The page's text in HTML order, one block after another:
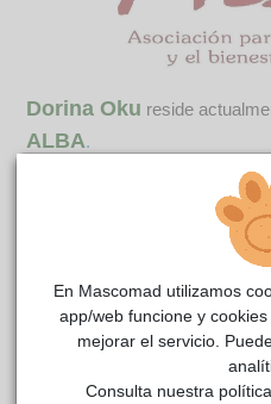
Dorina Oku reside
ALBA.
Las gatas de apellido Oku
iban a quedar solas, porque
a su país y las iba a dejar
enteró y se las llevó a su
ayuntamiento y las
acogida en ese municipio.
En Mascomad utilizamos
app/web funcione y
mejorar el servicio.
Consulta nuestra